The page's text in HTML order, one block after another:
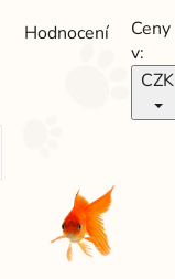
Hodnocení
Ceny
v:
CZK